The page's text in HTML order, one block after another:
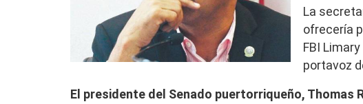
La
ofrecería
FBI
portavoz
El presidente del Senado puertorriqueño, Thomas